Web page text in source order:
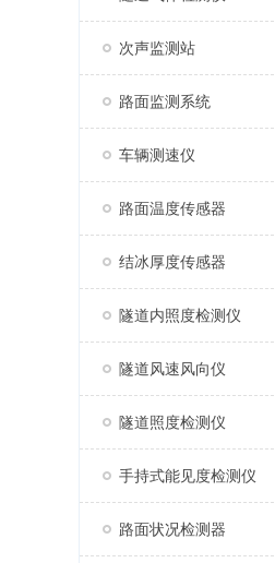
次声监测站
路面监测系统
车辆测速仪
路面温度传感器
结冰厚度传感器
隧道内照度检测仪
隧道风速风向仪
隧道照度检测仪
手持式能见度检测仪
路面状况检测器